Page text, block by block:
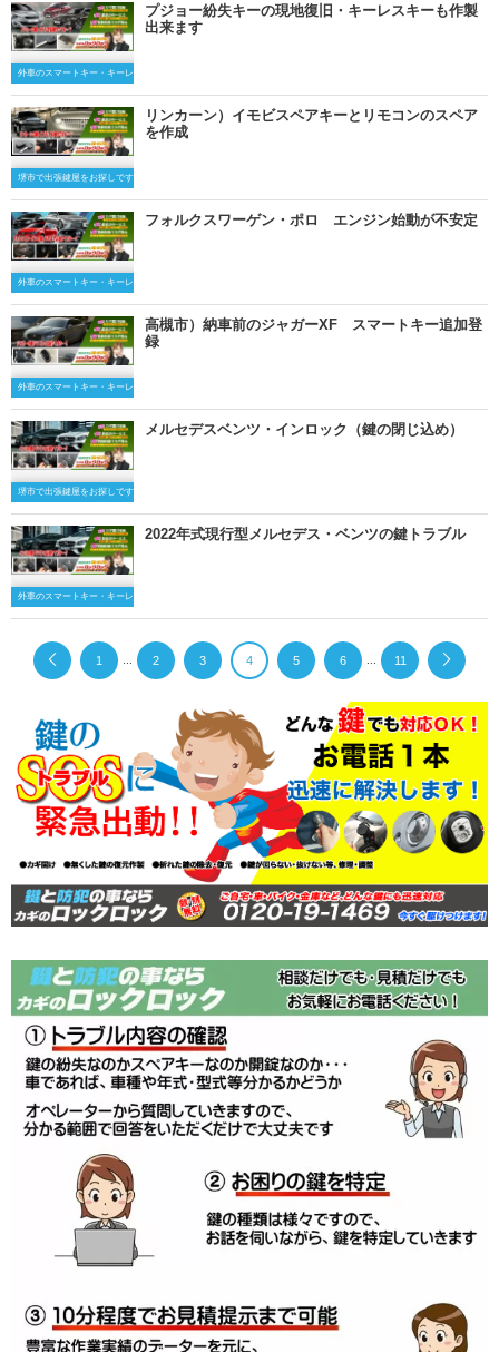
外車のスマートキー・キーレスキー
プジョー紛失キーの現地復旧・キーレスキーも作製
出来ます
堺市で出張鍵屋をお探しですか？
リンカーン）イモビスペアキーとリモコンのスペア
を作成
外車のスマートキー・キーレスキー
フォルクスワーゲン・ポロ エンジン始動が不安定
外車のスマートキー・キーレスキー
高槻市）納車前のジャガーXF スマートキー追加登
録
堺市で出張鍵屋をお探しですか？
メルセデスベンツ・インロック（鍵の閉じ込め）
外車のスマートキー・キーレスキー
2022年式現行型メルセデス・ベンツの鍵トラブル
1 2 3 4 5 6 11